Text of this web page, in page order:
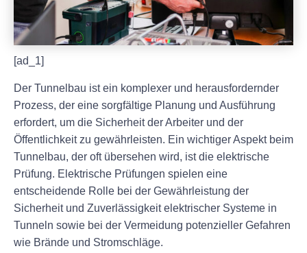
[ad_1]
Der Tunnelbau ist ein komplexer und herausfordernder
Prozess, der eine sorgfältige Planung und Ausführung
erfordert, um die Sicherheit der Arbeiter und der
Öffentlichkeit zu gewährleisten. Ein wichtiger Aspekt beim
Tunnelbau, der oft übersehen wird, ist die elektrische
Prüfung. Elektrische Prüfungen spielen eine
entscheidende Rolle bei der Gewährleistung der
Sicherheit und Zuverlässigkeit elektrischer Systeme in
Tunneln sowie bei der Vermeidung potenzieller Gefahren
wie Brände und Stromschläge.